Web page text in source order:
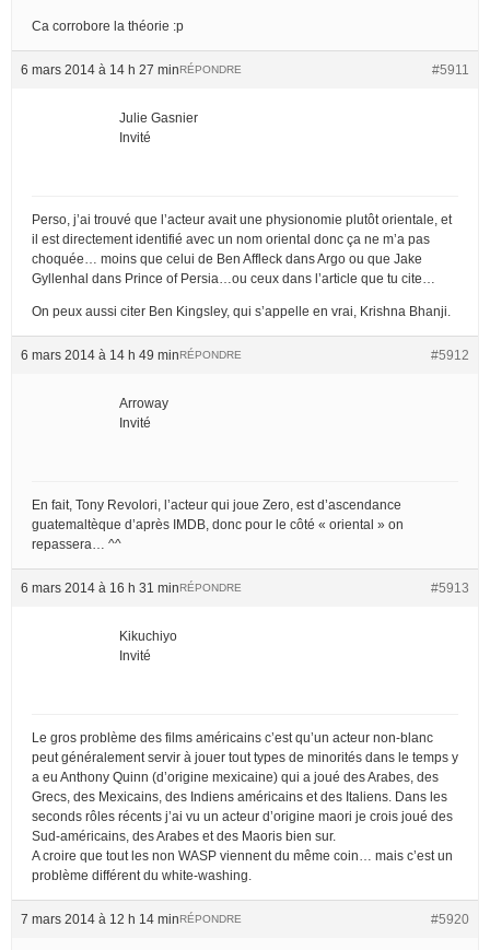
Ca corrobore la théorie :p
6 mars 2014 à 14 h 27 min #5911
RÉPONDRE
Julie Gasnier
Invité
Perso, j’ai trouvé que l’acteur avait une physionomie plutôt orientale, et
il est directement identifié avec un nom oriental donc ça ne m’a pas
choquée… moins que celui de Ben Affleck dans Argo ou que Jake
Gyllenhal dans Prince of Persia…ou ceux dans l’article que tu cite…
On peux aussi citer Ben Kingsley, qui s’appelle en vrai, Krishna Bhanji.
6 mars 2014 à 14 h 49 min #5912
RÉPONDRE
Arroway
Invité
En fait, Tony Revolori, l’acteur qui joue Zero, est d’ascendance
guatemaltèque d’après IMDB, donc pour le côté « oriental » on
repassera… ^^
6 mars 2014 à 16 h 31 min #5913
RÉPONDRE
Kikuchiyo
Invité
Le gros problème des films américains c’est qu’un acteur non-blanc
peut généralement servir à jouer tout types de minorités dans le temps y
a eu Anthony Quinn (d’origine mexicaine) qui a joué des Arabes, des
Grecs, des Mexicains, des Indiens américains et des Italiens. Dans les
seconds rôles récents j’ai vu un acteur d’origine maori je crois joué des
Sud-américains, des Arabes et des Maoris bien sur.
A croire que tout les non WASP viennent du même coin… mais c’est un
problème différent du white-washing.
7 mars 2014 à 12 h 14 min #5920
RÉPONDRE